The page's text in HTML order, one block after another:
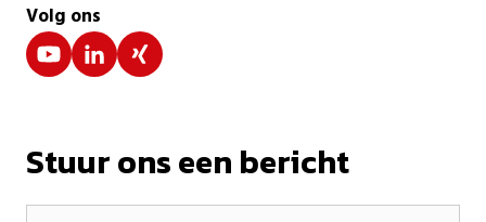
Volg ons
Stuur ons een bericht